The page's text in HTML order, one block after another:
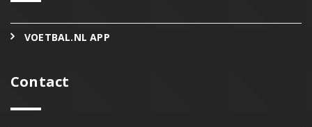
VOETBAL.NL APP
Contact